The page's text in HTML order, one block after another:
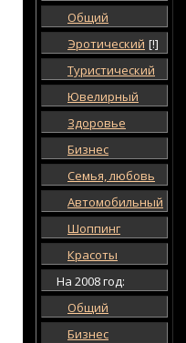
Общий
Эротический [!]
Туристический
Ювелирный
Здоровье
Бизнес
Семья, любовь
Автомобильный
Шоппинг
Красоты
На 2008 год:
Общий
Бизнес